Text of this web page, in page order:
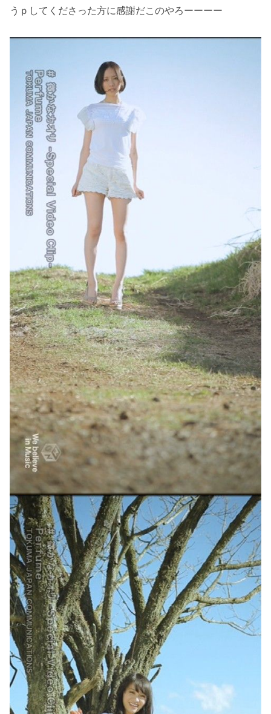
うｐしてくださった方に感謝だこのやろーーーー